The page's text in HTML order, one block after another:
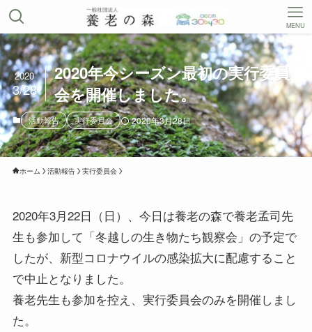
MENU
2020年今シーズン最初の実行委員
会を開催しました。
2020
3/28
活動報告 実行委員会 2020年3月28日
ホーム 活動報告 実行委員会
2020年3月22日（日）、今日は養老の森で養老孟司先
生も参加して「冬越しの生き物たち観察会」の予定で
したが、新型コロナウイルの感染拡大に配慮すること
で中止となりました。
養老先生も参加を控え、実行委員会のみを開催しまし
た。